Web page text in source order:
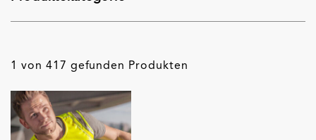
1 von 417 gefunden Produkten